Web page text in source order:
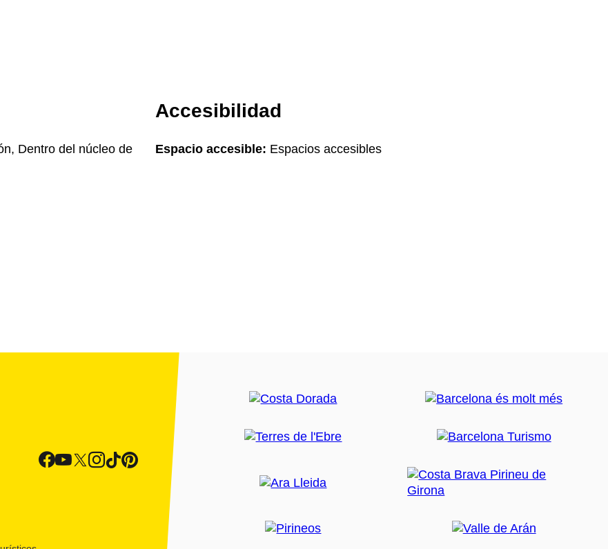
Dentro del núcleo de
Accesibilidad
Espacio accesible: Espacios accesibles